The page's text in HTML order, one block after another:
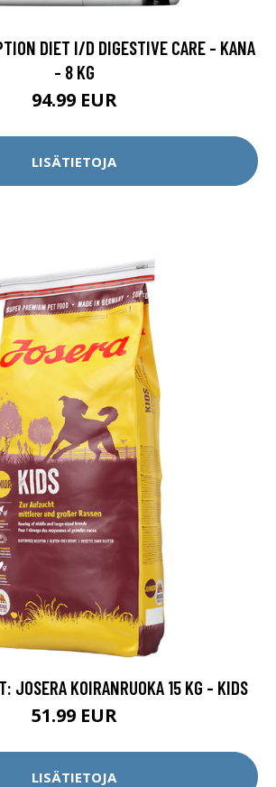
DIET I/D DIGESTIVE CARE - KANA
- 8 KG
94.99 EUR
LISÄTIETOJA
JOSERA KOIRANRUOKA 15 KG - KIDS
51.99 EUR
LISÄTIETOJA